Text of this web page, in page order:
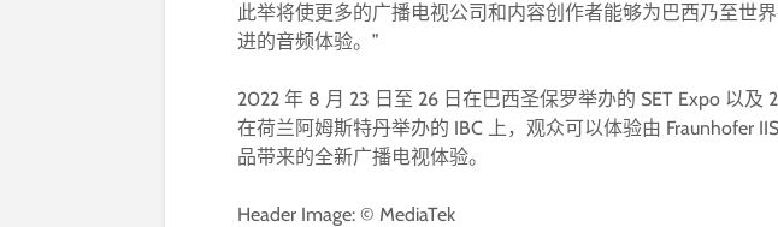
此举将使更多的广播电视公司和内容创作者能够为巴西乃至世
进的音频体验。”
2022 年 8 月 23 日至 26 日在巴西圣保罗举办的 SET Expo 以及
在荷兰阿姆斯特丹举办的 IBC 上，观众可以体验由 Fraunhofer
品带来的全新广播电视体验。
Header Image: © MediaTek